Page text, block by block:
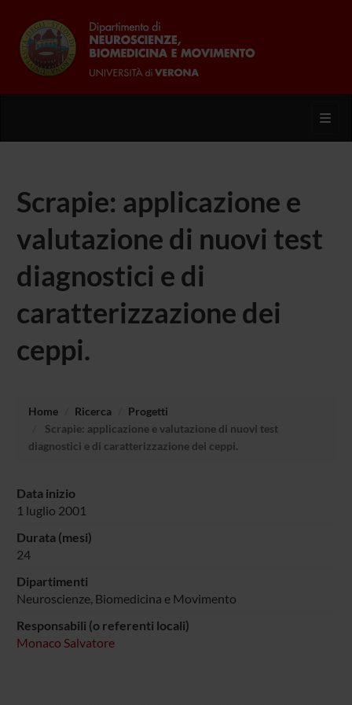
Scrapie: applicazione e
valutazione di nuovi test
diagnostici e di
caratterizzazione dei
ceppi.
Home Ricerca
Progetti
Scrapie: applicazione e valutazione di nuovi test
diagnostici e di caratterizzazione dei ceppi.
Data inizio
1 luglio 2001
Durata (mesi)
24
Dipartimenti
Neuroscienze, Biomedicina e Movimento
Responsabili (o referenti locali)
Monaco Salvatore